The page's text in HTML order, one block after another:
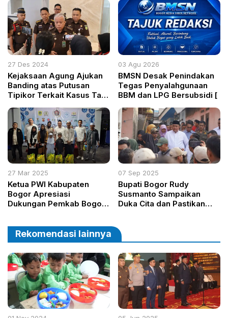
Bogor
27 Des 2024
Kejaksaan Agung Ajukan
Banding atas Putusan
Tipikor Terkait Kasus Tata
03 Agu 2026
BMSN Desak Penindakan
Tegas Penyalahgunaan
BBM dan LPG Bersubsidi [
27 Mar 2025
Ketua PWI Kabupaten
Bogor Apresiasi
Dukungan Pemkab Bogor
07 Sep 2025
Bupati Bogor Rudy
Susmanto Sampaikan
Duka Cita dan Pastikan
Asobiyah Ditanggung
Pemkab
Rekomendasi lainnya